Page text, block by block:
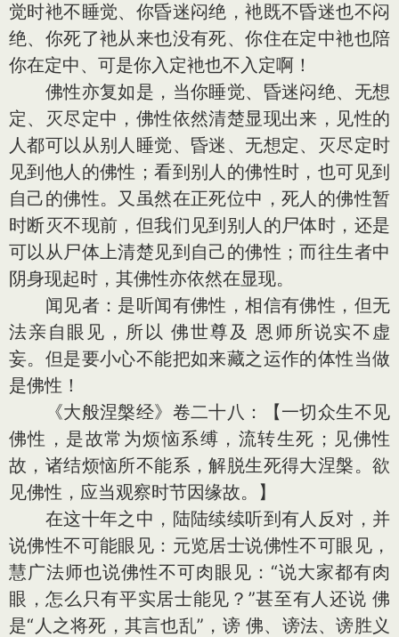
觉时衪不睡觉、你昏迷闷绝，衪既不昏迷也不闷
绝、你死了衪从来也没有死、你住在定中衪也陪
你在定中、可是你入定衪也不入定啊！
佛性亦复如是，当你睡觉、昏迷闷绝、无想
定、灭尽定中，佛性依然清楚显现出来，见性的
人都可以从别人睡觉、昏迷、无想定、灭尽定时
见到他人的佛性；看到别人的佛性时，也可见到
自己的佛性。又虽然在正死位中，死人的佛性暂
时断灭不现前，但我们见到别人的尸体时，还是
可以从尸体上清楚见到自己的佛性；而往生者中
阴身现起时，其佛性亦依然在显现。
闻见者：是听闻有佛性，相信有佛性，但无
法亲自眼见，所以 佛世尊及 恩师所说实不虚
妄。但是要小心不能把如来藏之运作的体性当做
是佛性！
《大般涅槃经》卷二十八：【一切众生不见
佛性，是故常为烦恼系缚，流转生死；见佛性
故，诸结烦恼所不能系，解脱生死得大涅槃。欲
见佛性，应当观察时节因缘故。】
在这十年之中，陆陆续续听到有人反对，并
说佛性不可能眼见：元览居士说佛性不可眼见，
慧广法师也说佛性不可肉眼见：“说大家都有肉
眼，怎么只有平实居士能见？”甚至有人还说 佛
是“人之将死，其言也乱”，谤 佛、谤法、谤胜义